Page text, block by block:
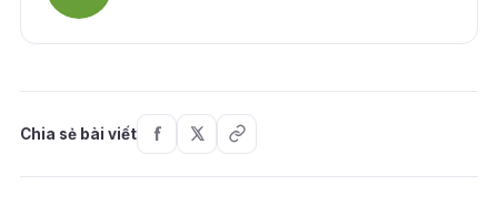
Chia sẻ bài viết